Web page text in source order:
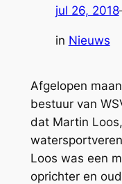
jul 26, 2018
in Nieuws
Afgelopen
bestuur van
dat Martin
Loos was een
oprichter en